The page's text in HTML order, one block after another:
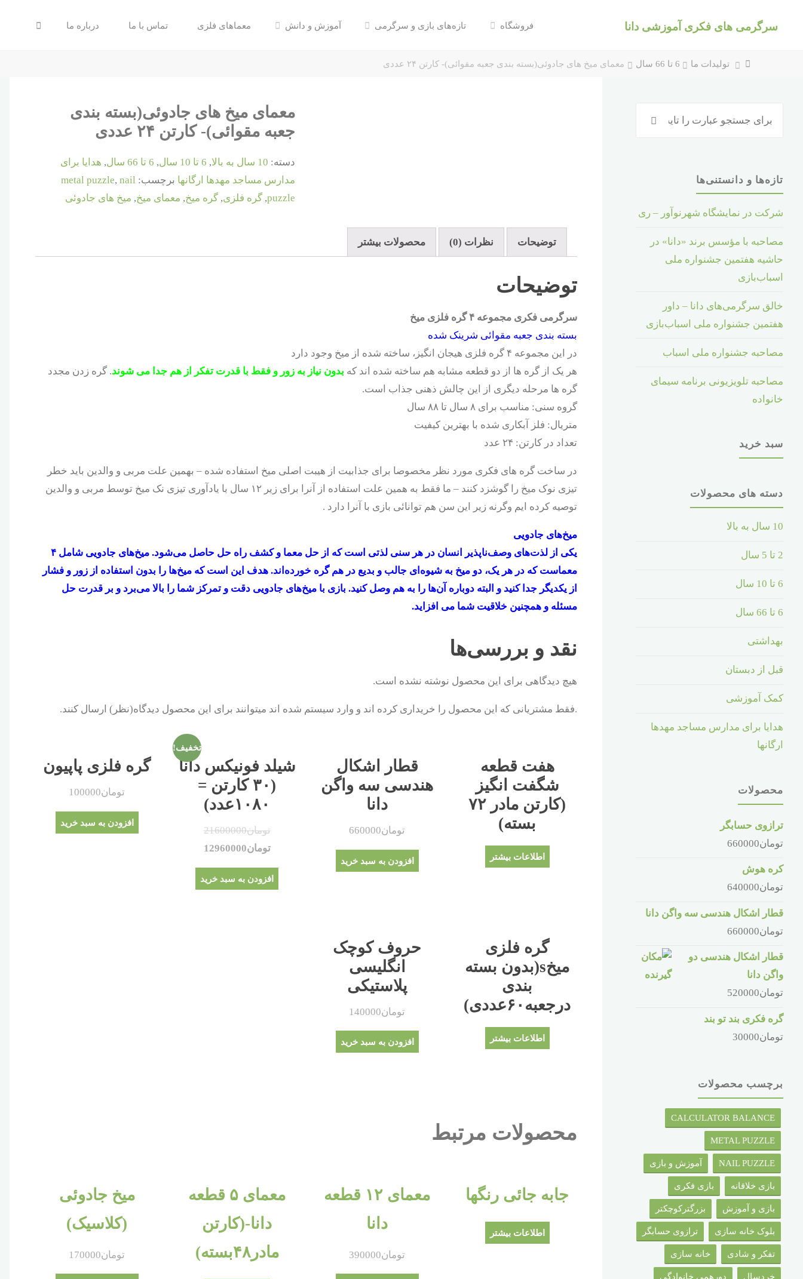
سرگرمی های فکری آموزشی دانا فروشگاه تازه‌های بازی و سرگرمی آموزش و دانش معماهای فلزی تماس با ما درباره ما
خانهتولیدات ما 6 تا 66 سال معمای میخ های جادوئی(بسته بندی جعبه مقوائی)- کارتن ۲۴ عددی
معمای میخ های جادوئی(بسته بندی
جعبه مقوائی)- کارتن ۲۴ عددی
دسته: 10 سال به بالا , 6 تا 10 سال , 6 تا 66 سال , هدایا برای
مدارس مساجد مهدها ارگانها برچسب: metal puzzle, nail
puzzle
,گره فلزی,گره میخ, معمای میخ, میخ های جادوئی
توضیحات نظرات (0) محصولات بیشتر
توضیحات
سرگرمی فکری مجموعه ۴ گره فلزی میخ
بسته بندی جعبه مقوائی شرینک شده
در این مجموعه ۴ گره فلزی هیجان انگیز، ساخته شده از میخ وجود دارد
هر یک از گره ها از دو قطعه مشابه هم ساخته شده اند که بدون نیاز به زور و فقط با قدرت تفکر از هم جدا می شوند. گره زدن مجدد
گره ها مرحله دیگری از این چالش ذهنی جذاب است.
گروه سنی: مناسب برای ۸ سال تا ۸۸ سال
متریال: فلز آبکاری شده با بهترین کیفیت
تعداد در کارتن: ۲۴ عدد
در ساخت گره های فکری مورد نظر مخصوصا برای جذابیت از هیبت اصلی میخ استفاده شده – بهمین علت مربی و والدین باید خطر
تیزی نوک میخ را گوشزد کنند – ما فقط به همین علت استفاده از آنرا برای زیر ۱۲ سال با یادآوری تیزی نک میخ توسط مربی و والدین
توصیه کرده ایم وگرنه زیر این سن هم توانائی بازی با آنرا دارد .
میخ‌های جادویی
یکی از لذت‌های وصف‌ناپذیر انسان در هر سنی لذتی است که از حل معما و کشف راه حل حاصل می‌شود. میخ‌های جادویی شامل ۴
معماست که در هر یک، دو میخ به شیوه‌ای جالب و بدیع در هم گره خورده‌اند. هدف این است که میخ‌ها را بدون استفاده از زور و فشار
از یکدیگر جدا کنید و البته دوباره آن‌ها را به هم وصل کنید. بازی با میخ‌های جادویی دقت و تمرکز شما را بالا می‌برد و بر قدرت حل
مسئله و همچنین خلاقیت شما می افزاید.
نقد و بررسی‌ها
هیچ دیدگاهی برای این محصول نوشته نشده است.
.فقط مشتریانی که این محصول را خریداری کرده اند و وارد سیستم شده اند میتوانند برای این محصول دیدگاه(نظر) ارسال کنند.
هفت قطعه
شگفت انگیز
(کارتن مادر ۷۲
بسته)
اطلاعات بیشتر
قطار اشکال
هندسی سه واگن
دانا
تومان660000
افزودن به سبد خرید
تخفیف!
شیلد فونیکس دانا
(۳۰ کارتن =
۱۰۸۰عدد)
تومان21600000
تومان12960000
افزودن به سبد خرید
گره فلزی پاپیون
تومان100000
افزودن به سبد خرید
گره فلزی
میخs(بدون بسته
بندی
درجعبه۶۰عددی)
اطلاعات بیشتر
حروف کوچک
انگلیسی
پلاستیکی
تومان140000
افزودن به سبد خرید
محصولات مرتبط
جابه جائی رنگها
اطلاعات بیشتر
معمای ۱۲ قطعه
دانا
تومان390000
معمای ۵ قطعه
دانا-(کارتن
مادر۴۸بسته)
میخ جادوئی
(کلاسیک)
تومان170000
جستجو
تازه‌ها و دانستنی‌ها
شرکت در نمایشگاه شهرنوآور – ری
مصاحبه با مؤسس برند «دانا» در
حاشیه هفتمین جشنواره ملی
اسباب‌بازی
خالق سرگرمی‌های دانا – داور
هفتمین جشنواره ملی اسباب‌بازی
مصاحبه جشنواره ملی اسباب
مصاحبه تلویزیونی برنامه سیمای
خانواده
سبد خرید
دسته های محصولات
10 سال به بالا
2 تا 5 سال
6 تا 10 سال
6 تا 66 سال
بهداشتی
قبل از دبستان
کمک آموزشی
هدایا برای مدارس مساجد مهدها
ارگانها
محصولات
ترازوی حسابگر
تومان660000
کره هوش
تومان640000
قطار اشکال هندسی سه واگن دانا
تومان660000
قطار اشکال هندسی دو
واگن دانا
تومان520000
گره فکری بند تو بند
تومان30000
برچسب محصولات
CALCULATOR BALANCE
METAL PUZZLE
NAIL PUZZLE آموزش و بازی
بازی خلاقانه بازی فکری
بازی و آموزش بزرگترکوچکتر
بلوک خانه سازی ترازوی حسابگر
تفکر و شادی خانه سازی
خردسال دورهمی خانوادگی